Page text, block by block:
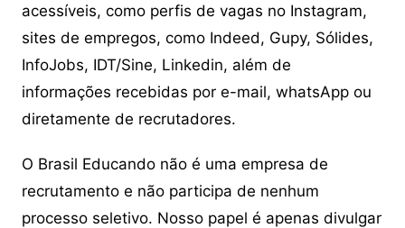
acessíveis, como perfis de vagas no Instagram,
sites de empregos, como Indeed, Gupy, Sólides,
InfoJobs, IDT/Sine, Linkedin, além de
informações recebidas por e-mail, whatsApp ou
diretamente de recrutadores.
O Brasil Educando não é uma empresa de
recrutamento e não participa de nenhum
processo seletivo. Nosso papel é apenas divulgar